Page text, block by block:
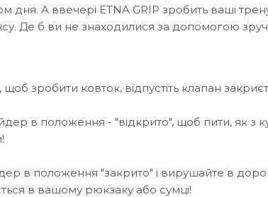
дня. А ввечері ETNA GRIP зробить ваші
Де б ви не знаходилися за допомогою
щоб зробити ковток, відпустіть клапан
в положення - "відкрито", щоб пити, як з
в положення "закрито" і вирушайте в
в вашому рюкзаку або сумці!